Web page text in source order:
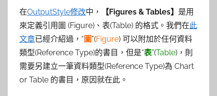
書
館
參
考
在OutputStyle修改中， 【Figures & Tables】 是用
來定義引用圖 (Figure)、表(Table) 的格式。我們在此
文章已經介紹過，“ 圖”(Figure) 可以附加於任何資料
類型(Reference Type)的書目，但是“表”(Table)，則
需要另建立一筆資料類型(Reference Type)為 Chart
or Table 的書目，原因就在此。